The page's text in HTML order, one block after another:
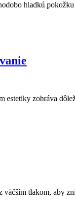
hladkú
estetiky zohráva
tlakom, aby